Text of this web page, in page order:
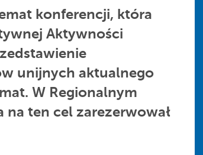
konferencji, która
Aktywności
unijnych aktualnego
W Regionalnym
ten cel zarezerwował